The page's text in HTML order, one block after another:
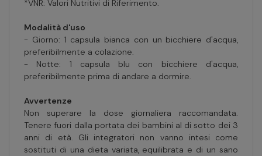
*VNR: Valori Nutritivi di Riferimento.
Modalità d'uso
- Giorno: 1 capsula bianca con un bicchiere d'acqua,
preferibilmente a colazione.
- Notte: 1 capsula blu con bicchiere d'acqua,
preferibilmente prima di andare a dormire.
Avvertenze
Non superare la dose giornaliera raccomandata.
Tenere fuori dalla portata dei bambini al di sotto dei 3
anni di età. Gli integratori non vanno intesi come
sostituti di una dieta variata, equilibrata e di un sano